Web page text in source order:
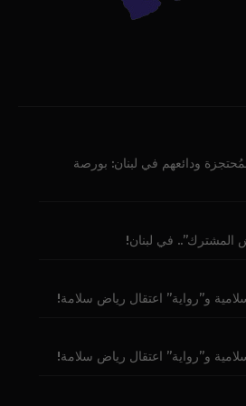
ودائعهم في لبنان: بورصة
المشترك”.. في لبنان!
و”رواية” اعتقال رياض سلامة!
و”رواية” اعتقال رياض سلامة!